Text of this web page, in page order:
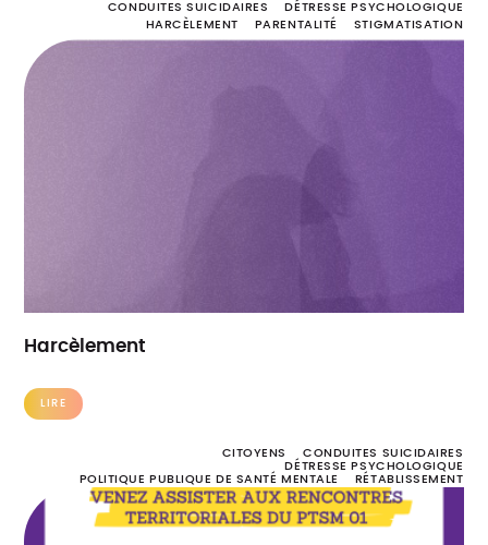
CONDUITES SUICIDAIRES
DÉTRESSE PSYCHOLOGIQUE
HARCÈLEMENT
PARENTALITÉ STIGMATISATION
Harcèlement
LIRE
CITOYENS
CONDUITES SUICIDAIRES
DÉTRESSE PSYCHOLOGIQUE
POLITIQUE PUBLIQUE DE SANTÉ MENTALE
RÉTABLISSEMENT
TROUBLES PSYCHIQUES